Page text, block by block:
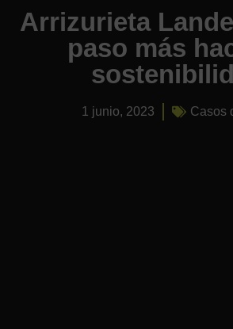
Arrizurieta
paso más
1 junio, 2023 Casos